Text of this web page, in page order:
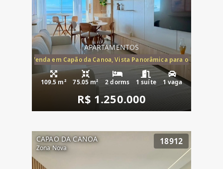
APARTAMENTOS
Mar à Venda em Capão da Canoa, Vista Panorâmica para o Mar, 2
109.5 m² 75.05 m² 2 dorms 1 suíte 1 vaga
R$ 1.250.000
CAPAO DA CANOA
Zona Nova
18912